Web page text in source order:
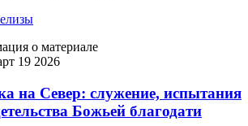
о материале
19 2026
на Север: служение, испытания
Божьей благодати